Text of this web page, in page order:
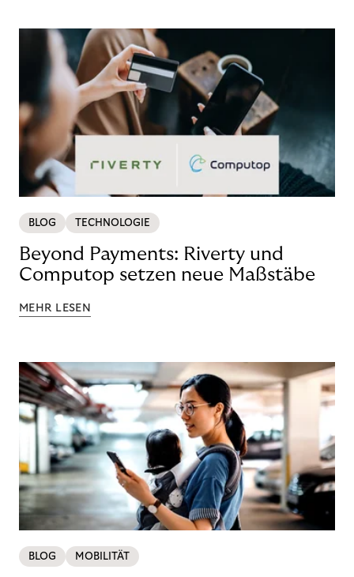
BLOG TECHNOLOGIE
Beyond Payments: Riverty und
Computop setzen neue Maßstäbe
MEHR LESEN
BLOG MOBILITÄT